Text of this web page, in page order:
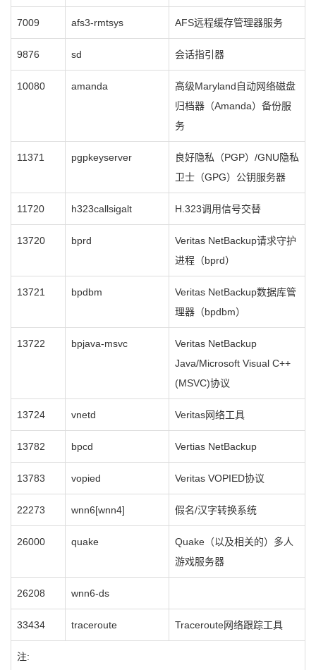
7009 afs3-rmtsys AFS远程缓存管理器服务
9876 sd 会话指引器
10080 amanda
高级Maryland自动网络磁盘
归档器（Amanda）备份服
务
11371 pgpkeyserver
良好隐私（PGP）/GNU隐私
卫士（GPG）公钥服务器
11720 h323callsigalt H.323调用信号交替
13720 bprd
Veritas NetBackup请求守护
进程（bprd）
13721 bpdbm
Veritas NetBackup数据库管
理器（bpdbm）
13722 bpjava-msvc
Veritas NetBackup
Java/Microsoft Visual C++
(MSVC)协议
13724 vnetd Veritas网络工具
13782 bpcd Vertias NetBackup
13783 vopied Veritas VOPIED协议
22273 wnn6[wnn4] 假名/汉字转换系统
26000 quake
Quake（以及相关的）多人
游戏服务器
26208 wnn6-ds
33434 traceroute Traceroute网络跟踪工具
注: